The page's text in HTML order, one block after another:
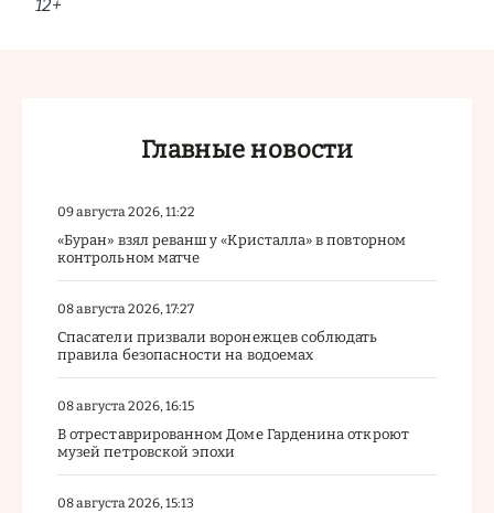
12+
Главные новости
09 августа 2026, 11:22
«Буран» взял реванш у «Кристалла» в повторном
контрольном матче
08 августа 2026, 17:27
Спасатели призвали воронежцев соблюдать
правила безопасности на водоемах
08 августа 2026, 16:15
В отреставрированном Доме Гарденина откроют
музей петровской эпохи
08 августа 2026, 15:13